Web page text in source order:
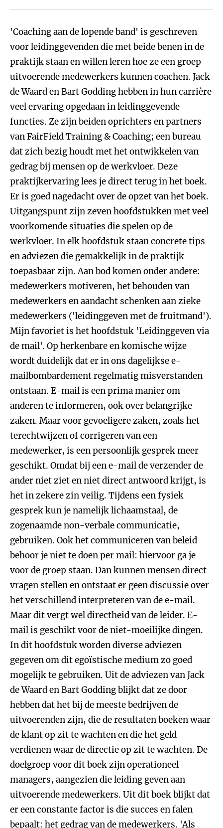
'Coaching aan de lopende band' is geschreven
voor leidinggevenden die met beide benen in de
praktijk staan en willen leren hoe ze een groep
uitvoerende medewerkers kunnen coachen. Jack
de Waard en Bart Godding hebben in hun carrière
veel ervaring opgedaan in leidinggevende
functies. Ze zijn beiden oprichters en partners
van FairField Training & Coaching; een bureau
dat zich bezig houdt met het ontwikkelen van
gedrag bij mensen op de werkvloer. Deze
praktijkervaring lees je direct terug in het boek.
Er is goed nagedacht over de opzet van het boek.
Uitgangspunt zijn zeven hoofdstukken met veel
voorkomende situaties die spelen op de
werkvloer. In elk hoofdstuk staan concrete tips
en adviezen die gemakkelijk in de praktijk
toepasbaar zijn. Aan bod komen onder andere:
medewerkers motiveren, het behouden van
medewerkers en aandacht schenken aan zieke
medewerkers ('leidinggeven met de fruitmand').
Mijn favoriet is het hoofdstuk 'Leidinggeven via
de mail'. Op herkenbare en komische wijze
wordt duidelijk dat er in ons dagelijkse e-
mailbombardement regelmatig misverstanden
ontstaan. E-mail is een prima manier om
anderen te informeren, ook over belangrijke
zaken. Maar voor gevoeligere zaken, zoals het
terechtwijzen of corrigeren van een
medewerker, is een persoonlijk gesprek meer
geschikt. Omdat bij een e-mail de verzender de
ander niet ziet en niet direct antwoord krijgt, is
het in zekere zin veilig. Tijdens een fysiek
gesprek kun je namelijk lichaamstaal, de
zogenaamde non-verbale communicatie,
gebruiken. Ook het communiceren van beleid
behoor je niet te doen per mail: hiervoor ga je
voor de groep staan. Dan kunnen mensen direct
vragen stellen en ontstaat er geen discussie over
het verschillend interpreteren van de e-mail.
Maar dit vergt wel directheid van de leider. E-
mail is geschikt voor de niet-moeilijke dingen.
In dit hoofdstuk worden diverse adviezen
gegeven om dit egoïstische medium zo goed
mogelijk te gebruiken. Uit de adviezen van Jack
de Waard en Bart Godding blijkt dat ze door
hebben dat het bij de meeste bedrijven de
uitvoerenden zijn, die de resultaten boeken waar
de klant op zit te wachten en die het geld
verdienen waar de directie op zit te wachten. De
doelgroep voor dit boek zijn operationeel
managers, aangezien die leiding geven aan
uitvoerende medewerkers. Uit dit boek blijkt dat
er een constante factor is die succes en falen
bepaalt: het gedrag van de medewerkers. 'Als